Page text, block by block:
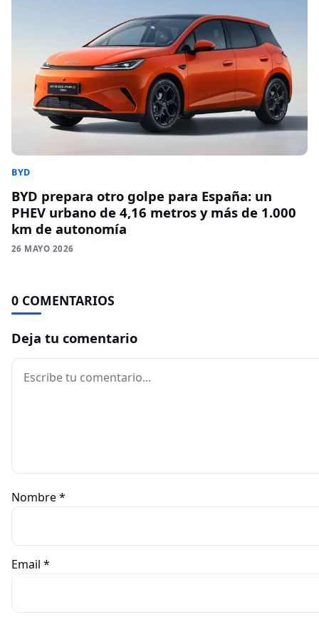
BYD
BYD prepara otro golpe para España: un
PHEV urbano de 4,16 metros y más de 1.000
km de autonomía
26 MAYO 2026
0 COMENTARIOS
Deja tu comentario
Comentario
Nombre*
Email *